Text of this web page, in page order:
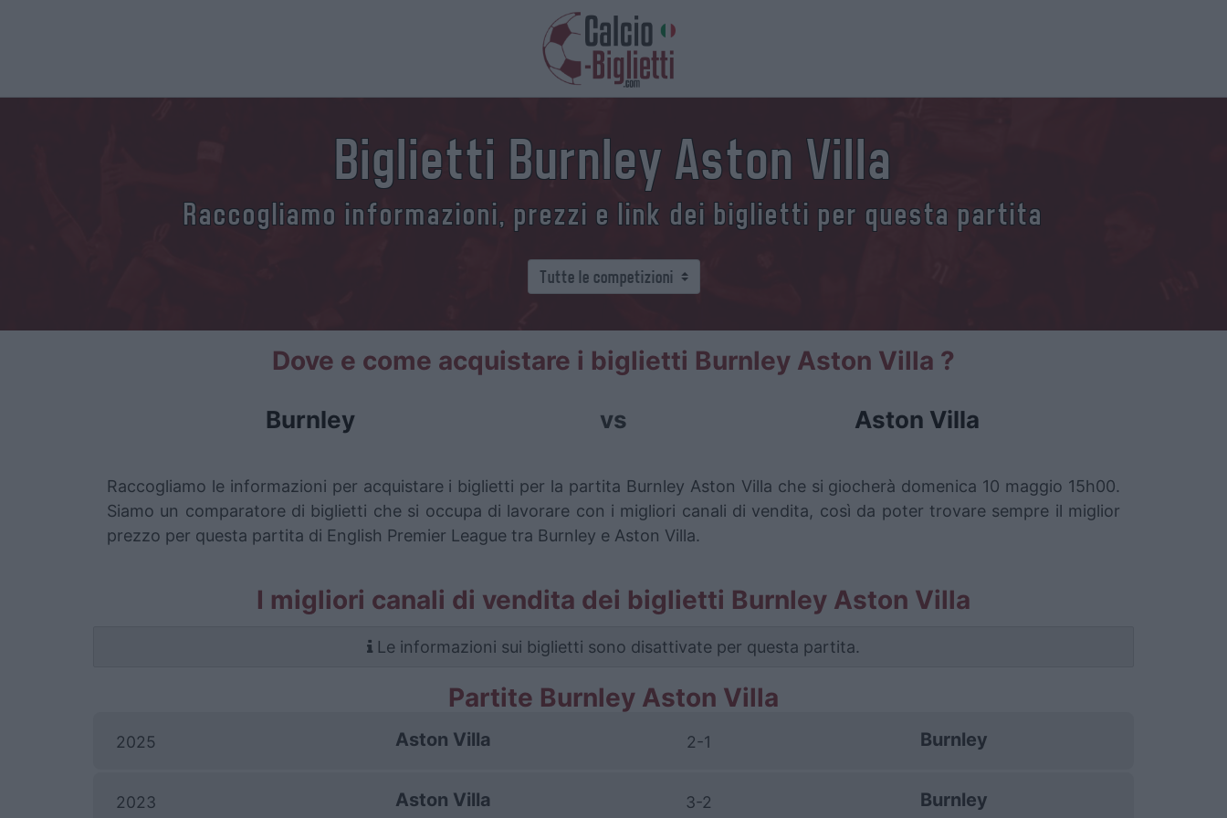
Biglietti Burnley Aston Villa
Raccogliamo informazioni, prezzi e link dei biglietti per questa partita
Dove e come acquistare i biglietti Burnley Aston Villa ?
Burnley vs Aston Villa
Raccogliamo le informazioni per acquistare i biglietti per la partita Burnley Aston Villa che si giocherà domenica 10 maggio 15h00.
Siamo un comparatore di biglietti che si occupa di lavorare con i migliori canali di vendita, così da poter trovare sempre il miglior
prezzo per questa partita di English Premier League tra Burnley e Aston Villa.
I migliori canali di vendita dei biglietti Burnley Aston Villa
Le informazioni sui biglietti sono disattivate per questa partita.
Partite Burnley Aston Villa
2025 Aston Villa 2-1 Burnley
2023 Aston Villa 3-2 Burnley